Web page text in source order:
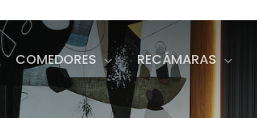
COMEDORES RECÁMARAS